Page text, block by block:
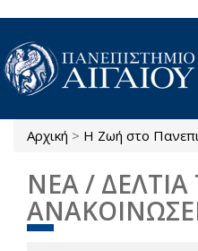
Παράκαμψη προς το κυρίως
Είστε εδώ
Αρχική > Η Ζωή στο
ΝΕΑ /